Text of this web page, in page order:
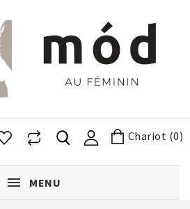
Chariot (0)
MENU